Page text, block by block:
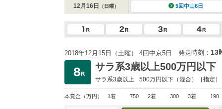
12月16日 （日曜） 5回中山6日
2018年12月15日（土曜） 4回中京5日 発走時刻： 13
サラ系3歳以上500万円以下
サラ系3歳以上 500万円以下 （混合）［指定］
本賞金 （万円） 1着 750 2着 300 3着 190